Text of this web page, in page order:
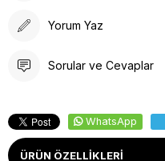
Yorum Yaz
Sorular ve Cevaplar
WhatsApp
ÜRÜN ÖZELLIKLERI